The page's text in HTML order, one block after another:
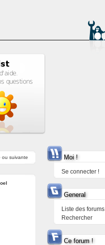
ou suivante Moi !
Se connecter !
General
Liste des forums
Rechercher
Ce forum !